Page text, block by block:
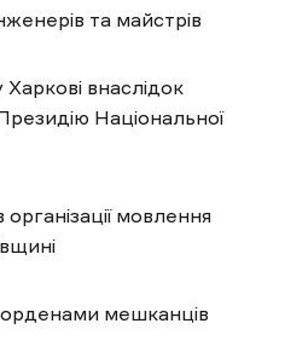
та майстрів
внаслідок
Національної
мовлення
мешканців